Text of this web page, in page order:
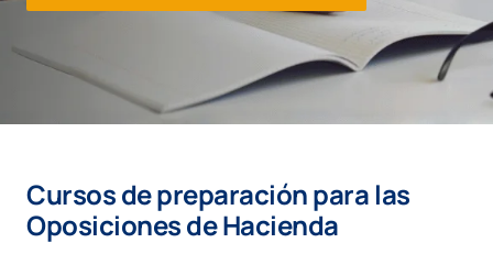
Cursos de preparación para las
Oposiciones de Hacienda